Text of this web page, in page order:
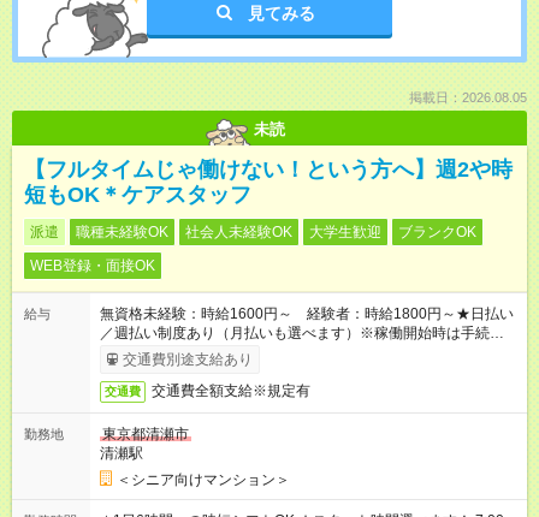
見てみる
掲載日：2026.08.05
未読
【フルタイムじゃ働けない！という方へ】週2や時
短もOK＊ケアスタッフ
派遣 職種未経験OK 社会人未経験OK 大学生歓迎
ブランクOK
WEB登録・面接OK
給与
無資格未経験：時給1600円～ 経験者：時給1800円～★日払い
／週払い制度あり（月払いも選べます）※稼働開始時は手続き完
了次第のお支払いとなります。
交通費別途支給あり
交通費 交通費全額支給※規定有
勤務地
東京都清瀬市
清瀬駅
＜シニア向けマンション＞